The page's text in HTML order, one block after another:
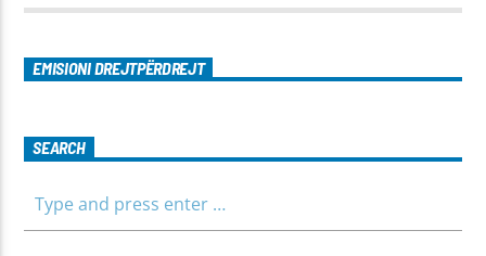
EMISIONI DREJTPËRDREJT
SEARCH